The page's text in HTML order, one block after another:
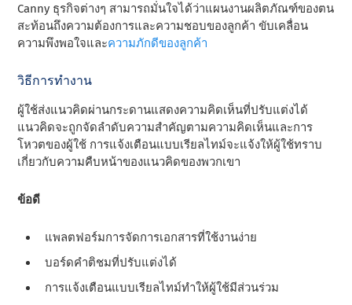
Canny ธุรกิจต่างๆ สามารถมั่นใจได้ว่าแผนงานผลิตภัณฑ์ของตน
สะท้อนถึงความต้องการและความชอบของลูกค้า ขับเคลื่อน
ความพึงพอใจและความภักดีของลูกค้า
วิธีการทํางาน
ผู้ใช้ส่งแนวคิดผ่านกระดานแสดงความคิดเห็นที่ปรับแต่งได้
แนวคิดจะถูกจัดลําดับความสําคัญตามความคิดเห็นและการ
โหวตของผู้ใช้ การแจ้งเตือนแบบเรียลไทม์จะแจ้งให้ผู้ใช้ทราบ
เกี่ยวกับความคืบหน้าของแนวคิดของพวกเขา
ข้อดี
แพลตฟอร์มการจัดการเอกสารที่ใช้งานง่าย
บอร์ดคําติชมที่ปรับแต่งได้
การแจ้งเตือนแบบเรียลไทม์ทําให้ผู้ใช้มีส่วนร่วม